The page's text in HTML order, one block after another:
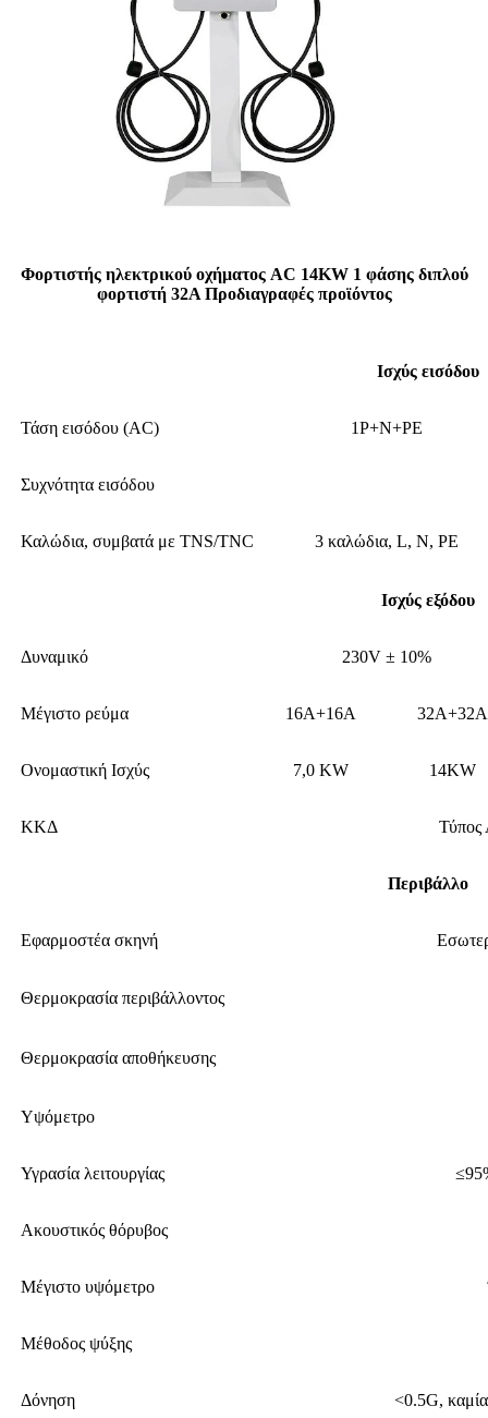
Φορτιστής ηλεκτρικού οχήματος AC 14KW 1 φάσης διπλού
φορτιστή 32A Προδιαγραφές προϊόντος
Ισχύς εισόδου
Τάση εισόδου (AC) 1P+N+PE
Συχνότητα εισόδου
Καλώδια, συμβατά με TNS/TNC 3 καλώδια, L, N, PE
Ισχύς εξόδου
Δυναμικό 230V ± 10%
Μέγιστο ρεύμα 16Α+16Α 32Α+32Α
Ονομαστική Ισχύς 7,0 KW 14KW
ΚΚΔ
Περιβάλλο
Εφαρμοστέα σκηνή
Θερμοκρασία περιβάλλοντος
Θερμοκρασία αποθήκευσης
Υψόμετρο
Υγρασία λειτουργίας
Ακουστικός θόρυβος
Μέγιστο υψόμετρο
Μέθοδος ψύξης
Δόνηση <0.5G,